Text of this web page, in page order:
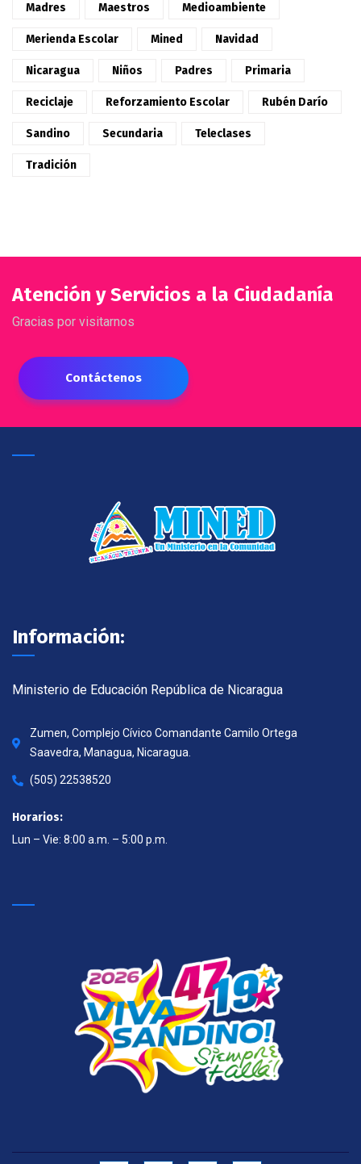
Madres Maestros Medioambiente
Merienda Escolar Mined Navidad
Nicaragua Niños Padres Primaria
Reciclaje Reforzamiento Escolar Rubén Darío
Sandino Secundaria Teleclases
Tradición
Atención y Servicios a la Ciudadanía
Gracias por visitarnos
Contáctenos
Información:
Ministerio de Educación República de Nicaragua
Zumen, Complejo Cívico Comandante Camilo Ortega
Saavedra, Managua, Nicaragua.
(505) 22538520
Horarios:
Lun – Vie: 8:00 a.m. – 5:00 p.m.